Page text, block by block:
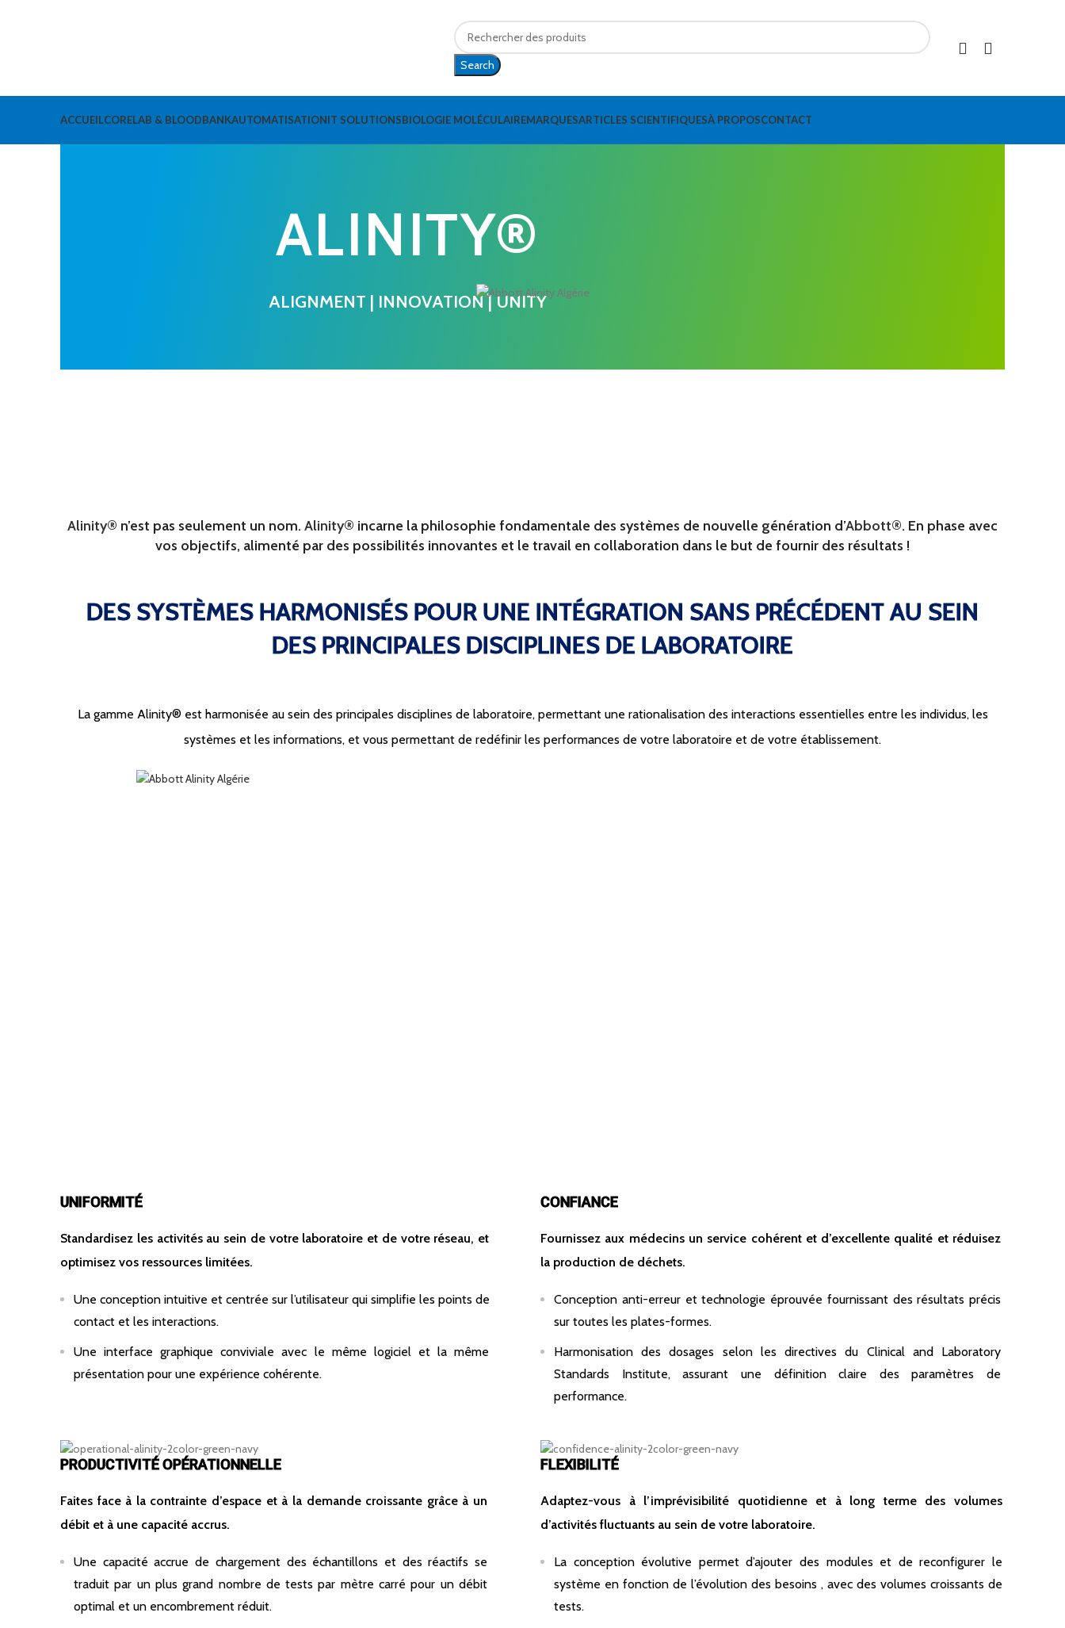
Search
ACCUEILCORELAB & BLOODBANKAUTOMATISATIONIT SOLUTIONSBIOLOGIE MOLÉCULAIREMARQUESARTICLES SCIENTIFIQUESÀ PROPOSCONTACT
ALINITY®
ALIGNMENT | INNOVATION | UNITY
Alinity® n’est pas seulement un nom. Alinity® incarne la philosophie fondamentale des systèmes de nouvelle génération d’Abbott®. En phase avec
vos objectifs, alimenté par des possibilités innovantes et le travail en collaboration dans le but de fournir des résultats !
DES SYSTÈMES HARMONISÉS POUR UNE INTÉGRATION SANS PRÉCÉDENT AU SEIN
DES PRINCIPALES DISCIPLINES DE LABORATOIRE
La gamme Alinity® est harmonisée au sein des principales disciplines de laboratoire, permettant une rationalisation des interactions essentielles entre les individus, les
systèmes et les informations, et vous permettant de redéfinir les performances de votre laboratoire et de votre établissement.
UNIFORMITÉ
Standardisez les activités au sein de votre laboratoire et de votre réseau, et
optimisez vos ressources limitées.
Une conception intuitive et centrée sur l’utilisateur qui simplifie les points de
contact et les interactions.
Une interface graphique conviviale avec le même logiciel et la même
présentation pour une expérience cohérente.
CONFIANCE
Fournissez aux médecins un service cohérent et d’excellente qualité et réduisez
la production de déchets.
Conception anti-erreur et technologie éprouvée fournissant des résultats précis
sur toutes les plates-formes.
Harmonisation des dosages selon les directives du Clinical and Laboratory
Standards Institute, assurant une définition claire des paramètres de
performance.
PRODUCTIVITÉ OPÉRATIONNELLE
Faites face à la contrainte d’espace et à la demande croissante grâce à un
débit et à une capacité accrus.
Une capacité accrue de chargement des échantillons et des réactifs se
traduit par un plus grand nombre de tests par mètre carré pour un débit
optimal et un encombrement réduit.
FLEXIBILITÉ
Adaptez-vous à l’imprévisibilité quotidienne et à long terme des volumes
d’activités fluctuants au sein de votre laboratoire.
La conception évolutive permet d’ajouter des modules et de reconfigurer le
système en fonction de l’évolution des besoins , avec des volumes croissants de
tests.